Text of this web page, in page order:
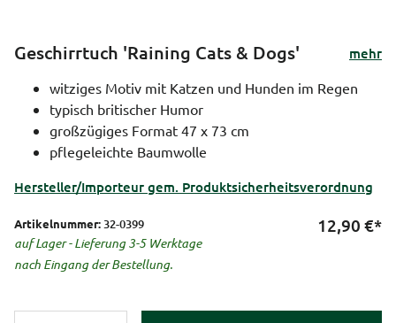
Geschirrtuch 'Raining Cats & Dogs'
mehr
witziges Motiv mit Katzen und Hunden im Regen
typisch britischer Humor
großzügiges Format 47 x 73 cm
pflegeleichte Baumwolle
Hersteller/Importeur gem. Produktsicherheitsverordnung
Artikelnummer: 32-0399
auf Lager - Lieferung 3-5 Werktage
nach Eingang der Bestellung.
12,90 €*